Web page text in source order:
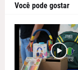
Você pode gostar